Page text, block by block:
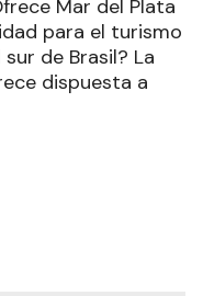
Mar del Plata
para el turismo
de Brasil? La
dispuesta a